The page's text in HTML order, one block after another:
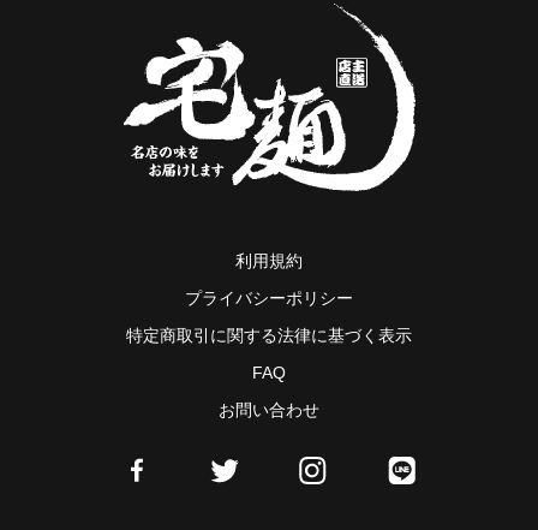
利用規約
プライバシーポリシー
特定商取引に関する法律に基づく表示
FAQ
お問い合わせ